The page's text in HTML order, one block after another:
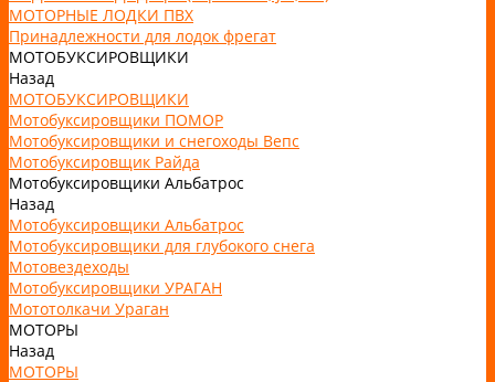
МОТОРНЫЕ ЛОДКИ ПВХ
Принадлежности для лодок фрегат
МОТОБУКСИРОВЩИКИ
Назад
МОТОБУКСИРОВЩИКИ
Мотобуксировщики ПОМОР
Мотобуксировщики и снегоходы Вепс
Мотобуксировщик Райда
Мотобуксировщики Альбатрос
Назад
Мотобуксировщики Альбатрос
Мотобуксировщики для глубокого снега
Мотовездеходы
Мотобуксировщики УРАГАН
Мототолкачи Ураган
МОТОРЫ
Назад
МОТОРЫ